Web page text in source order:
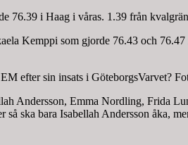
76.39 i Haag i våras. 1.39 från
Kemppi som gjorde 76.43 och
efter sin insats i GöteborgsVarvet?
Andersson, Emma Nordling, Frida
så ska bara Isabellah Andersson åka,